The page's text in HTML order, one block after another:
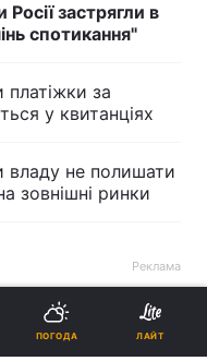
Росії застрягли в
спотикання"
платіжки за
у квитанціях
не полишати
зовнішні ринки
Реклама
ПОГОДА ЛАЙТ